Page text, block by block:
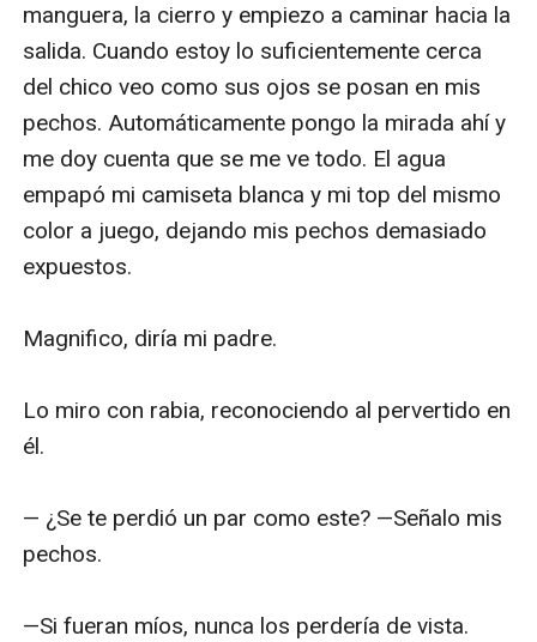
manguera, la cierro y empiezo a caminar hacia la
salida. Cuando estoy lo suficientemente cerca
del chico veo como sus ojos se posan en mis
pechos. Automáticamente pongo la mirada ahí y
me doy cuenta que se me ve todo. El agua
empapó mi camiseta blanca y mi top del mismo
color a juego, dejando mis pechos demasiado
expuestos.
Magnifico, diría mi padre.
Lo miro con rabia, reconociendo al pervertido en
él.
— ¿Se te perdió un par como este? —Señalo mis
pechos.
—Si fueran míos, nunca los perdería de vista.